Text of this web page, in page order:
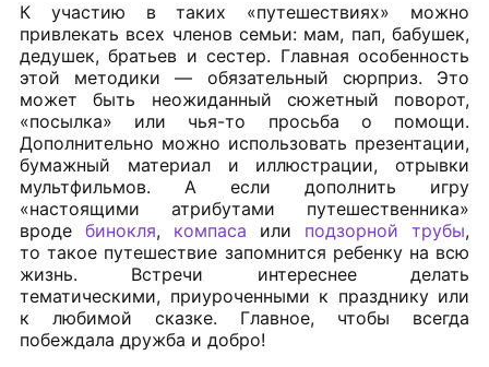
К участию в таких «путешествиях» можно
привлекать всех членов семьи: мам, пап, бабушек,
дедушек, братьев и сестер. Главная особенность
этой методики — обязательный сюрприз. Это
может быть неожиданный сюжетный поворот,
«посылка» или чья-то просьба о помощи.
Дополнительно можно использовать презентации,
бумажный материал и иллюстрации, отрывки
мультфильмов. А если дополнить игру
«настоящими атрибутами путешественника»
вроде бинокля, компаса или подзорной трубы,
то такое путешествие запомнится ребенку на всю
жизнь. Встречи интереснее делать
тематическими, приуроченными к празднику или
к любимой сказке. Главное, чтобы всегда
побеждала дружба и добро!